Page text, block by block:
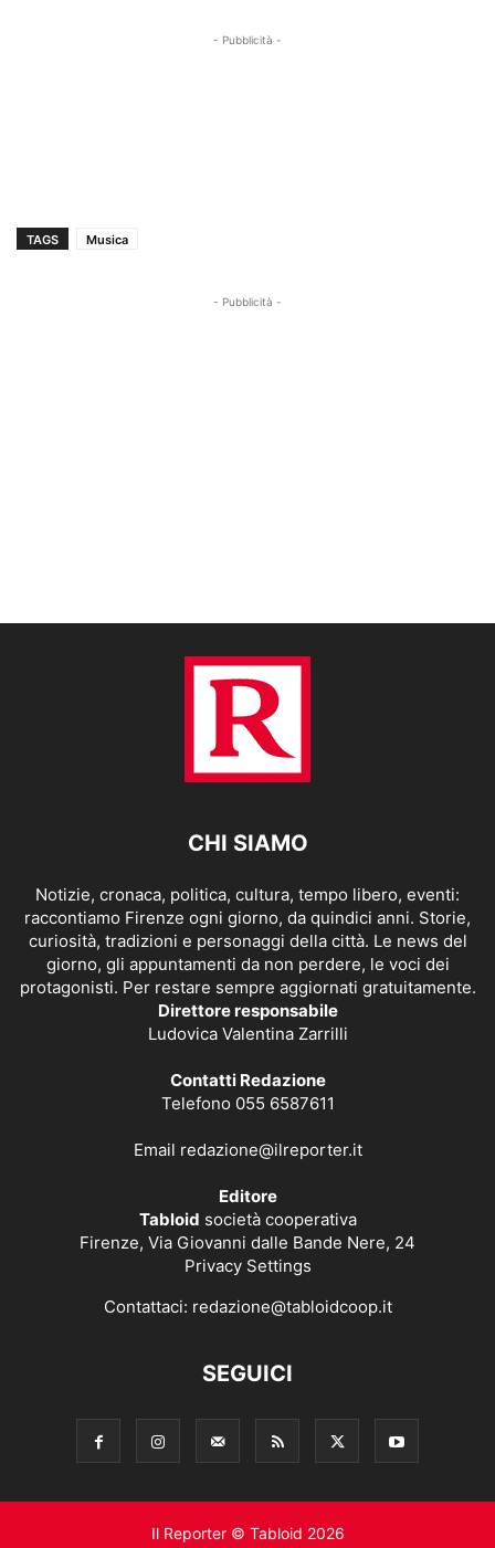
- Pubblicità -
TAGS Musica
- Pubblicità -
CHI SIAMO
Notizie, cronaca, politica, cultura, tempo libero, eventi:
raccontiamo Firenze ogni giorno, da quindici anni. Storie,
curiosità, tradizioni e personaggi della città. Le news del
giorno, gli appuntamenti da non perdere, le voci dei
protagonisti. Per restare sempre aggiornati gratuitamente.
Direttore responsabile
Ludovica Valentina Zarrilli
Contatti Redazione
Telefono 055 6587611
Email redazione@ilreporter.it
Editore
Tabloid società cooperativa
Firenze, Via Giovanni dalle Bande Nere, 24
Privacy Settings
Contattaci: redazione@tabloidcoop.it
SEGUICI
Il Reporter © Tabloid 2026